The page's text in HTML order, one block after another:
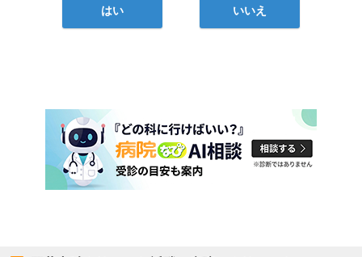
はい いいえ